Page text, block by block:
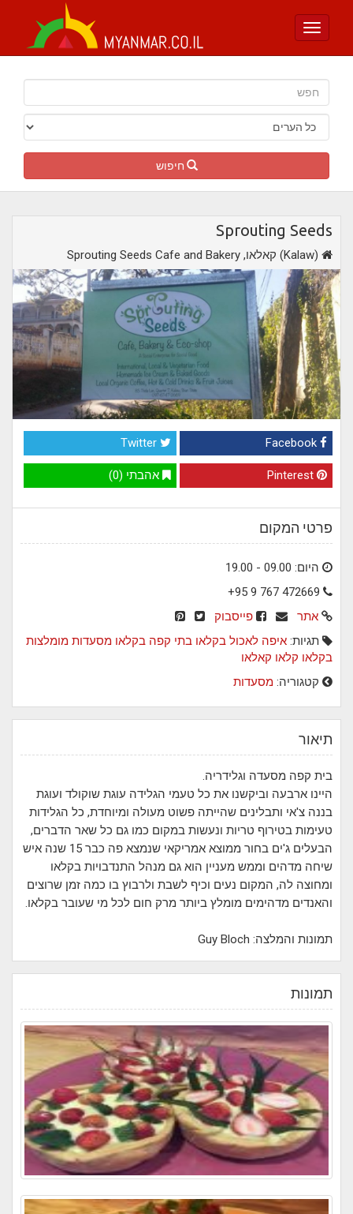
Toggle
חיפוש
Sprouting Seeds
Sprouting Seeds Cafe and Bakery ,קאלאו (Kalaw)
Twitter
אהבתי (0)
פרטי המקום
היום: 09.00 - 19.00
+95 9 767 472669
אתר
פייסבוק
תגיות: איפה לאכול בקלאו בתי קפה בקלאו מסעדות מומלצות
בקלאו קלאו קאלאו
קטגוריה: מסעדות
תיאור
בית קפה מסעדה וגלידריה.
היינו ארבעה וביקשנו את כל טעמי הגלידה עוגת שוקולד ועוגת
בננה צ'אי ותבלינים שהייתה פשוט מעולה ומיוחדת, כל הגלידות
טעימות בטירוף טריות ונעשות במקום כמו גם כל שאר הדברים,
הבעלים ג'ים בחור ממוצא אמריקאי שנמצא פה כבר 15 שנה איש
שיחה מדהים וממש מעניין הוא גם מנהל התנדבויות בקלאו
ומחוצה לה, המקום נעים וכיף לשבת ולרבוץ בו כמה זמן שרוצים
והאנדים מדהימים מומלץ ביותר מרק חום לכל מי שעובר בקלאו.
תמונות והמלצה: Guy Bloch
תמונות